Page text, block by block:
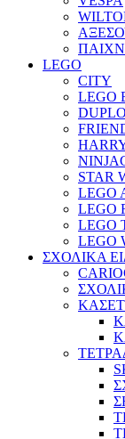
LEGO
CITY
LEGO
DUPLO
STAR
LEGO
LEGO
LEGO
LEGO
ΣΧΟΛΙΚΑ